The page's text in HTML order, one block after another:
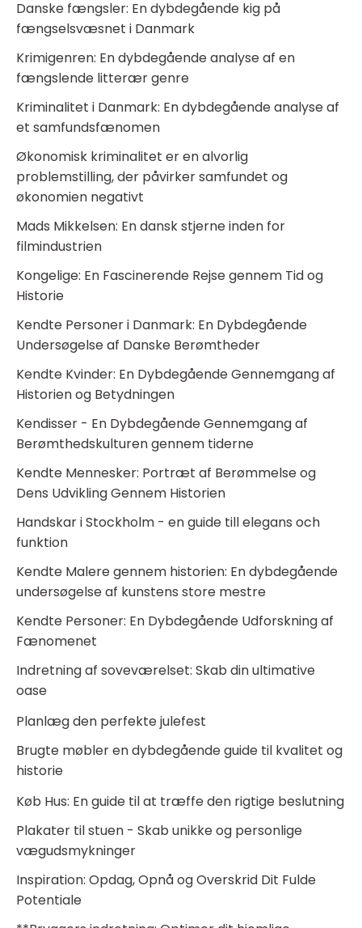
Danske fængsler: En dybdegående kig på
fængselsvæsnet i Danmark
Krimigenren: En dybdegående analyse af en
fængslende litterær genre
Kriminalitet i Danmark: En dybdegående analyse af
et samfundsfænomen
Økonomisk kriminalitet er en alvorlig
problemstilling, der påvirker samfundet og
økonomien negativt
Mads Mikkelsen: En dansk stjerne inden for
filmindustrien
Kongelige: En Fascinerende Rejse gennem Tid og
Historie
Kendte Personer i Danmark: En Dybdegående
Undersøgelse af Danske Berømtheder
Kendte Kvinder: En Dybdegående Gennemgang af
Historien og Betydningen
Kendisser - En Dybdegående Gennemgang af
Berømthedskulturen gennem tiderne
Kendte Mennesker: Portræt af Berømmelse og
Dens Udvikling Gennem Historien
Handskar i Stockholm - en guide till elegans och
funktion
Kendte Malere gennem historien: En dybdegående
undersøgelse af kunstens store mestre
Kendte Personer: En Dybdegående Udforskning af
Fænomenet
Indretning af soveværelset: Skab din ultimative
oase
Planlæg den perfekte julefest
Brugte møbler en dybdegående guide til kvalitet og
historie
Køb Hus: En guide til at træffe den rigtige beslutning
Plakater til stuen - Skab unikke og personlige
vægudsmykninger
Inspiration: Opdag, Opnå og Overskrid Dit Fulde
Potentiale